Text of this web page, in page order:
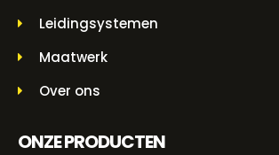
Leidingsystemen
Maatwerk
Over ons
ONZE PRODUCTEN